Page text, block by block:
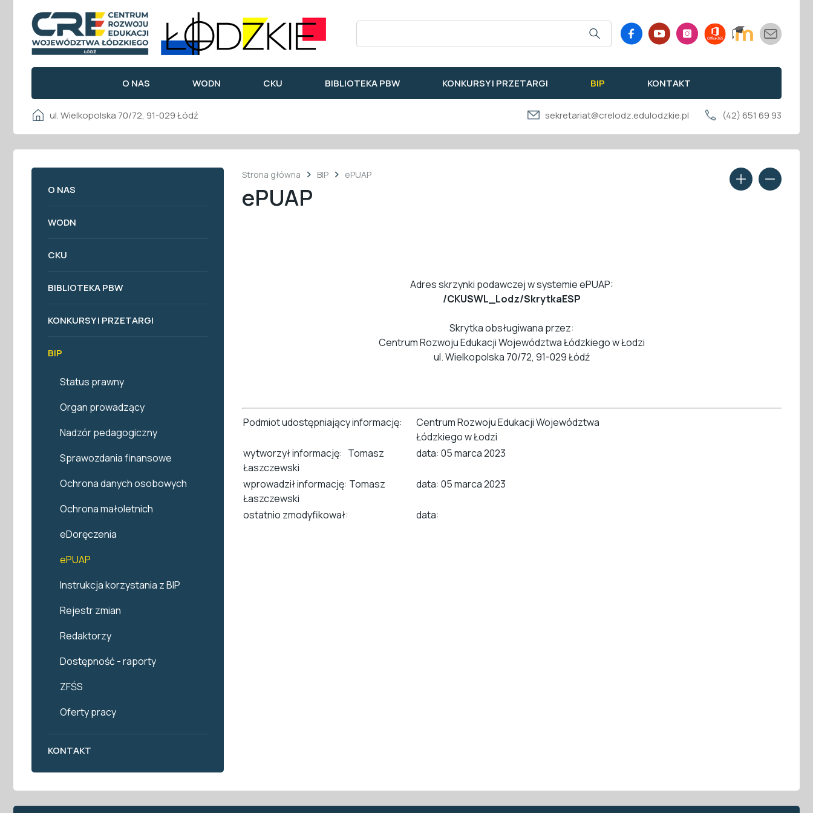
O NAS WODN CKU BIBLIOTEKA PBW KONKURSY I PRZETARGI BIP KONTAKT
ul. Wielkopolska 70/72, 91-029 Łódź (42) 651 69 93
sekretariat@crelodz.edulodzkie.pl
O NAS
WODN
CKU
BIBLIOTEKA PBW
KONKURSY I PRZETARGI
BIP
Status prawny
Organ prowadzący
Nadzór pedagogiczny
Sprawozdania finansowe
Ochrona danych osobowych
Ochrona małoletnich
eDoręczenia
ePUAP
Instrukcja korzystania z BIP
Rejestr zmian
Redaktorzy
Dostępność - raporty
ZFŚS
Oferty pracy
KONTAKT
Strona główna BIP ePUAP
ePUAP
Adres skrzynki podawczej w systemie ePUAP:
/CKUSWL_Lodz/SkrytkaESP
Skrytka obsługiwana przez:
Centrum Rozwoju Edukacji Województwa Łódzkiego w Łodzi
ul. Wielkopolska 70/72, 91-029 Łódź
Podmiot udostępniający informację:
Centrum Rozwoju Edukacji Województwa
Łódzkiego w Łodzi
wytworzył informację: Tomasz
Łaszczewski
data: 05 marca 2023
wprowadził informację: Tomasz
Łaszczewski
data: 05 marca 2023
ostatnio zmodyfikował: data: